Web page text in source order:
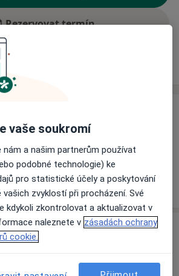
Rezervovat termín
a cenách nejsou k dispozici
nepřidával žádné informace o
svých službách.
Kutná Hora
vaše soukromí
nám a našim partnerům používat
podobné technologie) ke
pro statistické účely a poskytování
vašich zvyklostí při procházení. Své
kdykoli zkontrolovat a aktualizovat v
naleznete v zásadách ochrany
cookie.